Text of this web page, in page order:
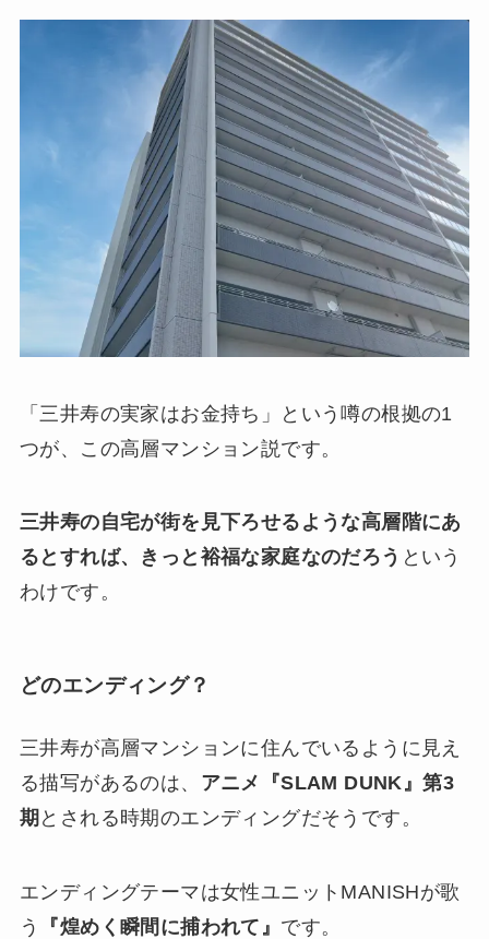
「三井寿の実家はお金持ち」という噂の根拠の1
つが、この高層マンション説です。
三井寿の自宅が街を見下ろせるような高層階にあ
るとすれば、きっと裕福な家庭なのだろう という
わけです。
どのエンディング？
三井寿が高層マンションに住んでいるように見え
る描写があるのは、 アニメ『SLAM DUNK』第3
期 とされる時期のエンディングだそうです。
エンディングテーマは女性ユニットMANISHが歌
う
『煌めく瞬間に捕われて』 です。